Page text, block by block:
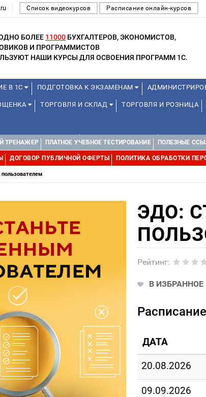
Список видеокурсов Расписание онлайн-курсов
БОЛЕЕ 11000 БУХГАЛТЕРОВ, ЭКОНОМИСТОВ,
И ПРОГРАММИСТОВ
НАШИ КУРСЫ ДЛЯ ОСВОЕНИЯ ПРОГРАММ 1С.
В 1С ПОДГОТОВКА К ЭКЗАМЕНАМ
ТОРГОВЛЯ И СКЛАД ТОРГОВЛЯ И РОЗНИЦА
ШКОЛА 1С ДЛЯ ШКОЛЬНИКОВ
ТРЕНАЖЕР ПЛАТНОЕ УЧЕБНОЕ ТЕСТИРОВАНИЕ ПОЛЕЗНЫЕ
ДОГОВОР ПУБЛИЧНОЙ ОФЕРТЫ ПОЛИТИКА ОБРАБОТКИ
ЭДО:
Рейтинг:
В ИЗБРАННОЕ
Расписание
ДАТА
20.08.2026
09.09.2026